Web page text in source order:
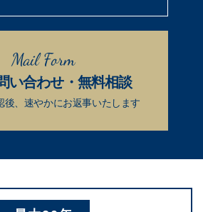
Mail Form
い合わせ・無料相談
後、速やかにお返事いたします